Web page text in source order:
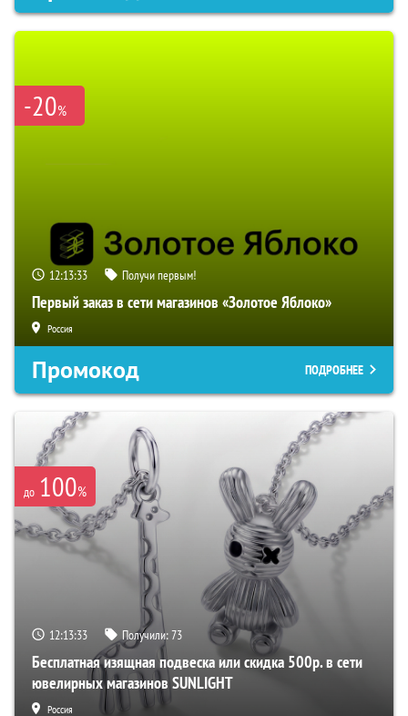
-20%
12:13:32 Получи первым!
Первый заказ в сети магазинов «Золотое Яблоко»
Россия
Промокод ПОДРОБНЕЕ
до 100%
12:13:32 Получили:73
Бесплатная изящная подвеска или скидка 500р. в сети
ювелирных магазинов SUNLIGHT
Россия